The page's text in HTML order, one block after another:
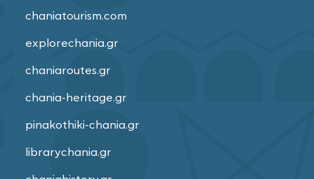
chaniatourism.com
explorechania.gr
chaniaroutes.gr
chania-heritage.gr
pinakothiki-chania.gr
librarychania.gr